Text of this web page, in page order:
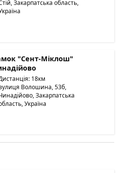
Закарпатська область,
"Сент-Міклош"
18км
Волошина, 53б,
Закарпатська
Україна